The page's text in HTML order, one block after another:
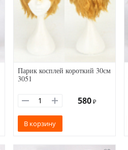
Парик косплей короткий 30см
3051
580 ₽
В корзину